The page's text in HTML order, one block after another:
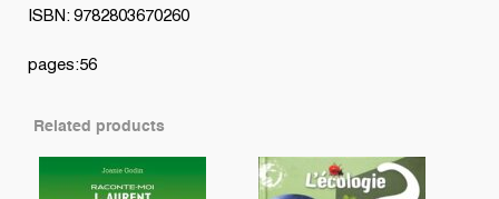
ISBN: 9782803670260
pages:56
Related products